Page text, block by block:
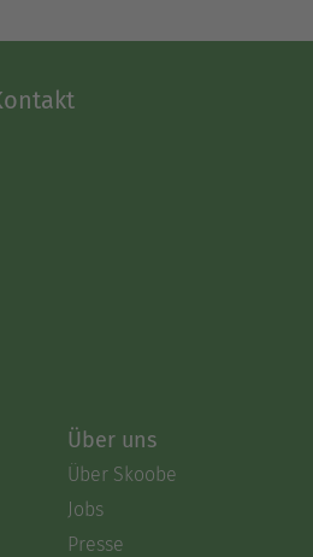
Über uns
Über Skoobe
Jobs
Presse